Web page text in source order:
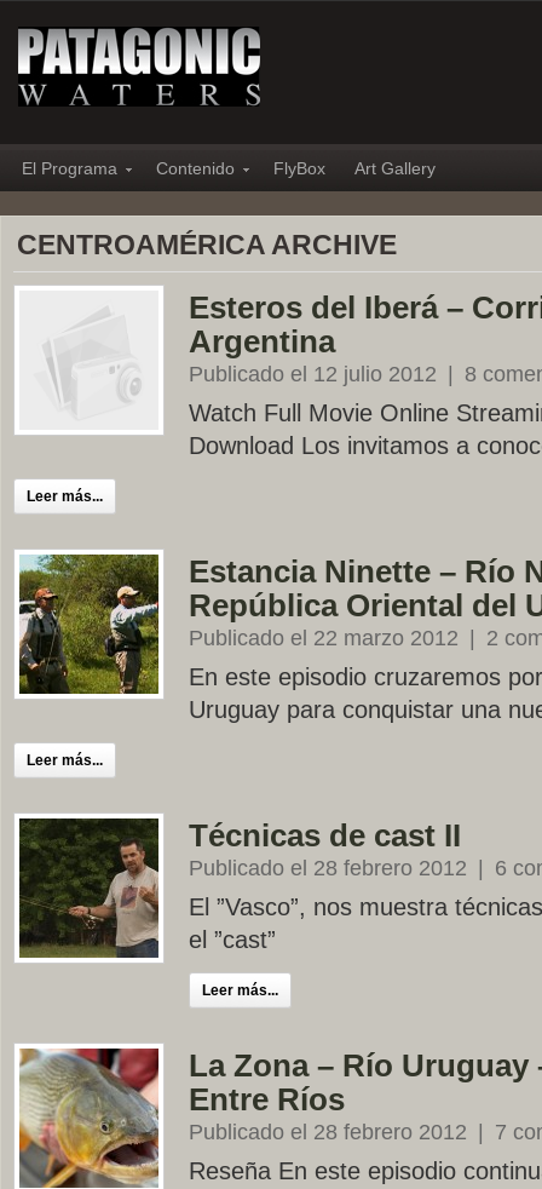
El Programa Contenido FlyBox Art Gallery
CENTROAMÉRICA ARCHIVE
Esteros del Iberá –
Argentina
Publicado el 12 julio 2012 8
Watch Full Movie Online
Download Los invitamos a
Leer más...
Estancia Ninette – Río
República Oriental del
Publicado el 22 marzo 2012 2
En este episodio cruzaremos
Uruguay para conquistar una
Leer más...
Técnicas de cast II
Publicado el 28 febrero 2012 6
El ”Vasco”, nos muestra
el ”cast”
Leer más...
La Zona – Río Uruguay
Entre Ríos
Publicado el 28 febrero 2012 7
Reseña En este episodio